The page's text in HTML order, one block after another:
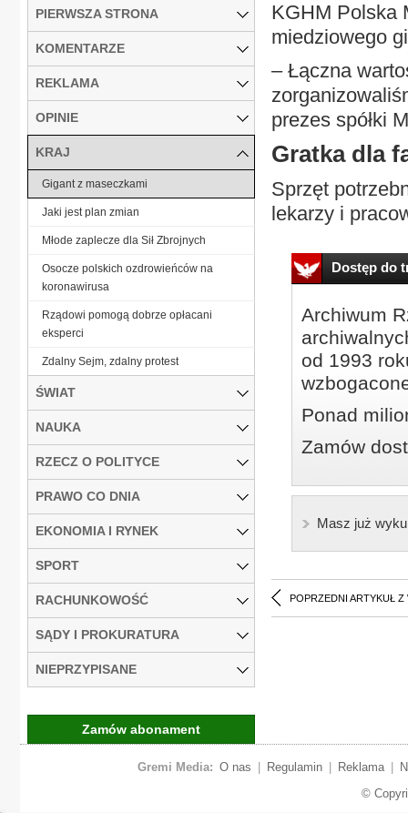
KGHM Polska
miedziowego
– Łączna
prezes spółki
Gratka dla
Sprzęt
lekarzy i
Dostęp do
Archiwum
od 1993
Ponad
Zamów
Masz już
POPRZEDNI ARTYKUŁ Z
PIERWSZA STRONA
KOMENTARZE
REKLAMA
OPINIE
KRAJ
Gigant z maseczkami
Jaki jest plan zmian
Młode zaplecze dla Sił Zbrojnych
Osocze polskich ozdrowieńców na
koronawirusa
Rządowi pomogą dobrze opłacani
eksperci
Zdalny Sejm, zdalny protest
ŚWIAT
NAUKA
RZECZ O POLITYCE
PRAWO CO DNIA
EKONOMIA I RYNEK
SPORT
RACHUNKOWOŚĆ
SĄDY I PROKURATURA
NIEPRZYPISANE
Zamów abonament
Gremi Media: O nas Regulamin Reklama
©